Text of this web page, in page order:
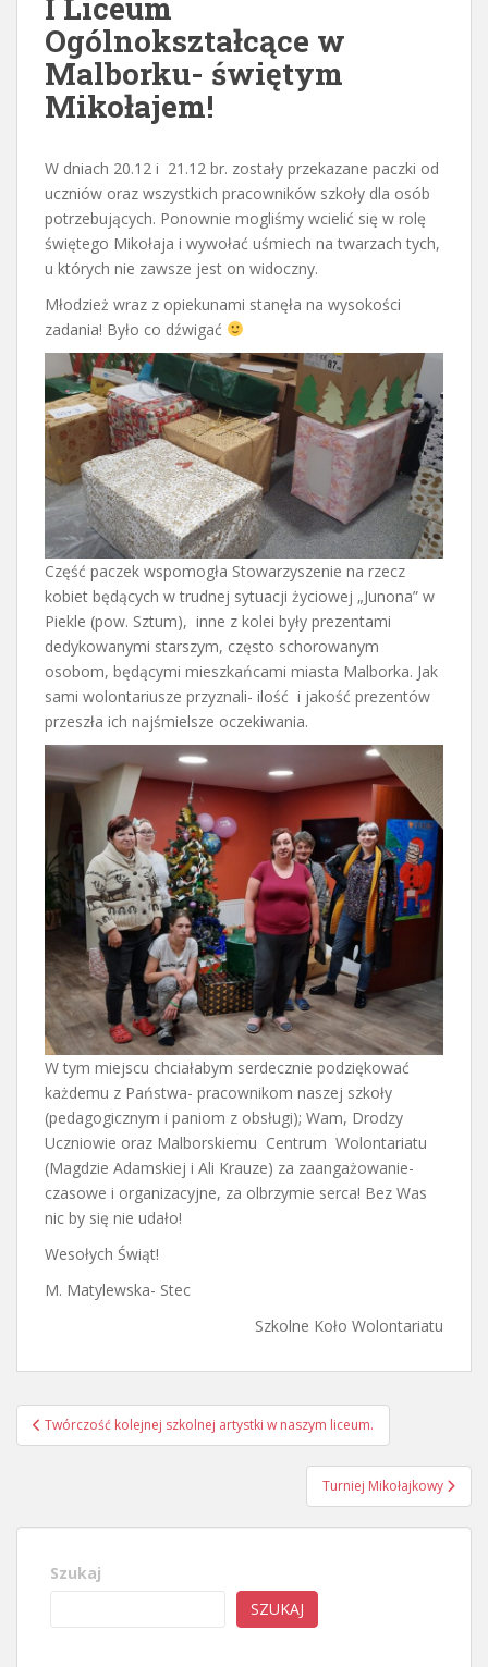
Ogólnokształcące w
Malborku- świętym
Mikołajem!
W dniach 20.12 i 21.12 br. zostały przekazane paczki od
uczniów oraz wszystkich pracowników szkoły dla osób
potrzebujących. Ponownie mogliśmy wcielić się w rolę
świętego Mikołaja i wywołać uśmiech na twarzach tych,
u których nie zawsze jest on widoczny.
Młodzież wraz z opiekunami stanęła na wysokości
zadania! Było co dźwigać
Część paczek wspomogła Stowarzyszenie na rzecz
kobiet będących w trudnej sytuacji życiowej „Junona” w
Piekle (pow. Sztum), inne z kolei były prezentami
dedykowanymi starszym, często schorowanym
osobom, będącymi mieszkańcami miasta Malborka. Jak
sami wolontariusze przyznali- ilość i jakość prezentów
przeszła ich najśmielsze oczekiwania.
W tym miejscu chciałabym serdecznie podziękować
każdemu z Państwa- pracownikom naszej szkoły
(pedagogicznym i paniom z obsługi); Wam, Drodzy
Uczniowie oraz Malborskiemu Centrum Wolontariatu
(Magdzie Adamskiej i Ali Krauze) za zaangażowanie-
czasowe i organizacyjne, za olbrzymie serca! Bez Was
nic by się nie udało!
Wesołych Świąt!
M. Matylewska- Stec
Szkolne Koło Wolontariatu
Nawigacja
wpisu
Twórczość kolejnej szkolnej artystki w naszym liceum.
Turniej Mikołajkowy
Szukaj
SZUKAJ